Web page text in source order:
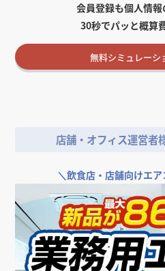
会員登録も個人情報
30秒でパッと概算
無料シミュレーシ
店舗・オフィス運営者
＼飲食店・店舗向けエ